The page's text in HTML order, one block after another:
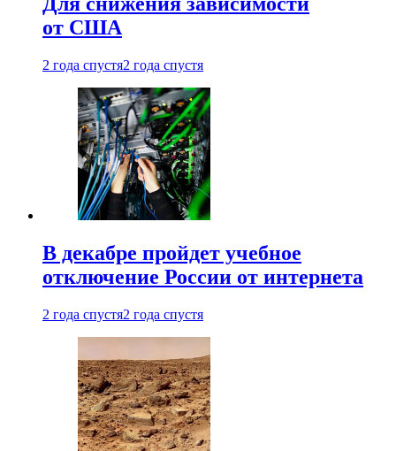
от США
2 года спустя2 года спустя
В декабре пройдет учебное
отключение России от интернета
2 года спустя2 года спустя